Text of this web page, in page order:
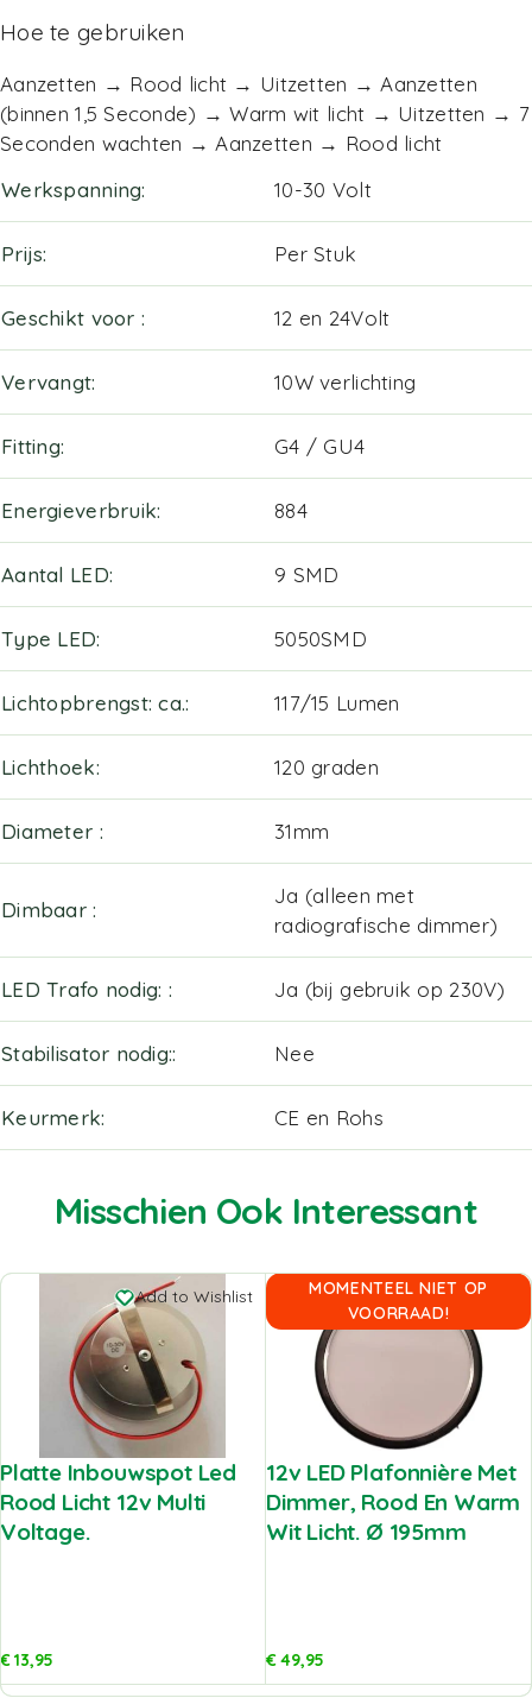
Hoe te gebruiken
Aanzetten → Rood licht → Uitzetten → Aanzetten
(binnen 1,5 Seconde) → Warm wit licht → Uitzetten → 7
Seconden wachten → Aanzetten → Rood licht
Werkspanning
10-30 Volt
Prijs Per Stuk
Geschikt voor 12 en 24Volt
Vervangt 10W verlichting
Fitting G4 / GU4
Energieverbruik 884
Aantal LED 9 SMD
Type LED 5050SMD
Lichtopbrengst: ca. 117/15 Lumen
Lichthoek 120 graden
Diameter 31mm
Dimbaar
Ja (alleen met
radiografische dimmer)
LED Trafo nodig: Ja (bij gebruik op 230V)
Stabilisator nodig: Nee
Keurmerk CE en Rohs
Misschien Ook Interessant
Add to Wishlist
Platte Inbouwspot Led
Rood Licht 12v Multi
Voltage.
€13,95
MOMENTEEL NIET OP
VOORRAAD!
Add to Wishlist
12v LED Plafonnière Met
Dimmer, Rood En Warm
Wit Licht. Ø 195mm
€49,95